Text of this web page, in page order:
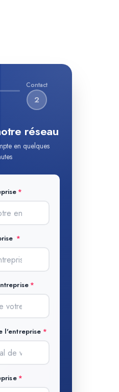
Contact
2
réseau
en quelques
l'entreprise